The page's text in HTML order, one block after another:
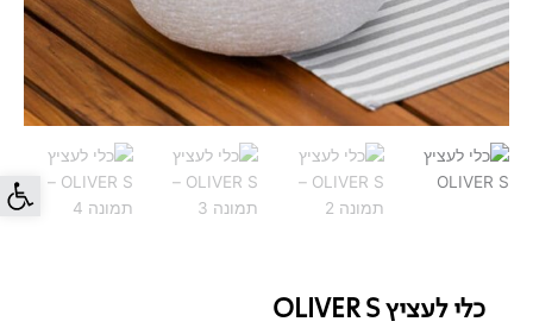
פתח
כלי לעציץ OLIVER S